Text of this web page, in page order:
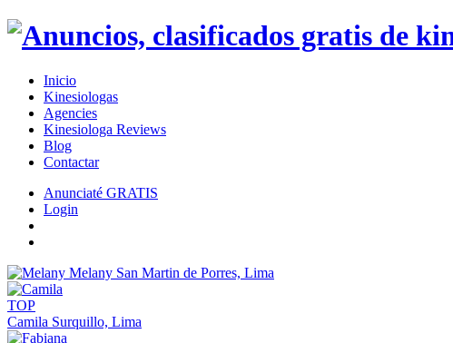
Inicio
Kinesiologas
Agencies
Kinesiologa Reviews
Blog
Contactar
Anunciaté GRATIS
Login
Melany San Martin de Porres, Lima
TOP
Camila Surquillo, Lima